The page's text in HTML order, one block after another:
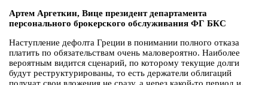
Артем Аргеткин, Вице президент департамента
персонального брокерского обслуживания ФГ БКС
Наступление дефолта Греции в понимании полного отказа
платить по обязательствам очень маловероятно. Наиболее
вероятным видится сценарий, по которому текущие долги
будут реструктурированы, то есть держатели облигаций